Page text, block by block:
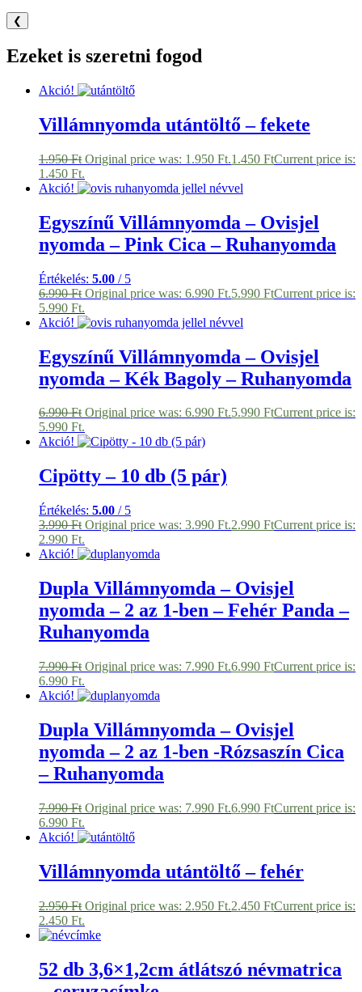
❮
Ezeket is szeretni fogod
Akció!
Villámnyomda utántöltő – fekete
1.950Ft Original price was: 1.950 Ft.1.450 FtCurrent price is:
1.450 Ft.
Akció!
Egyszínű Villámnyomda – Ovisjel
nyomda – Pink Cica – Ruhanyomda
Értékelés: 5.00 / 5
6.990Ft Original price was: 6.990 Ft.5.990 FtCurrent price is:
5.990 Ft.
Akció!
Egyszínű Villámnyomda – Ovisjel
nyomda – Kék Bagoly – Ruhanyomda
6.990Ft Original price was: 6.990 Ft.5.990 FtCurrent price is:
5.990 Ft.
Akció!
Cipötty – 10 db (5 pár)
Értékelés: 5.00 / 5
3.990Ft Original price was: 3.990 Ft.2.990 FtCurrent price is:
2.990 Ft.
Akció!
Dupla Villámnyomda – Ovisjel
nyomda – 2 az 1-ben – Fehér Panda –
Ruhanyomda
7.990Ft Original price was: 7.990 Ft.6.990 FtCurrent price is:
6.990 Ft.
Akció!
Dupla Villámnyomda – Ovisjel
nyomda – 2 az 1-ben -Rózsaszín Cica
– Ruhanyomda
7.990Ft Original price was: 7.990 Ft.6.990 FtCurrent price is:
6.990 Ft.
Akció!
Villámnyomda utántöltő – fehér
2.950Ft Original price was: 2.950 Ft.2.450 FtCurrent price is:
2.450 Ft.
52 db 3,6×1,2cm átlátszó névmatrica